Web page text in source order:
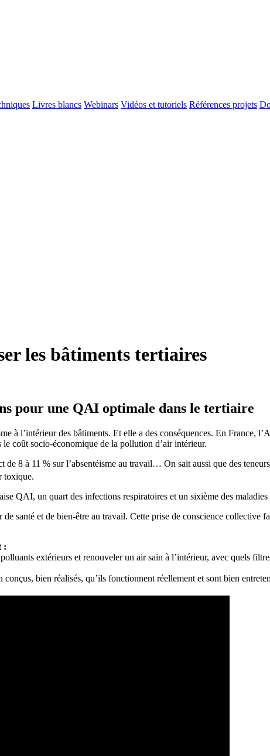
Livres blancs Webinars Vidéos et tutoriels Références projets
les bâtiments tertiaires
pour une QAI optimale dans le tertiaire
à l’intérieur des bâtiments. Et elle a des conséquences. En France,
coût socio-économique de la pollution d’air intérieur.
8 à 11 % sur l’absentéisme au travail… On sait aussi que des
toxique.
QAI, un quart des infections respiratoires et un sixième des
de santé et de bien-être au travail. Cette prise de conscience
:
extérieurs et renouveler un air sain à l’intérieur, avec quels
bien réalisés, qu’ils fonctionnent réellement et sont bien